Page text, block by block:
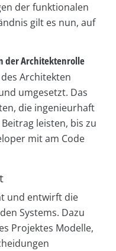
der funktionalen
gilt es nun, auf
der Architektenrolle
Architekten
umgesetzt. Das
die ingenieurhaft
leisten, bis zu
mit am Code
und entwirft die
Systems. Dazu
Projektes Modelle,